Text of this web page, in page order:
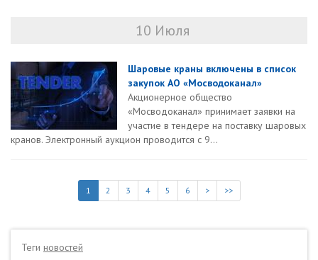
10 Июля
Шаровые краны включены в список
закупок АО «Мосводоканал»
Акционерное общество
«Мосводоканал» принимает заявки на
участие в тендере на поставку шаровых
кранов. Электронный аукцион проводится с 9...
1 2 3 4 5 6 > >>
Теги новостей